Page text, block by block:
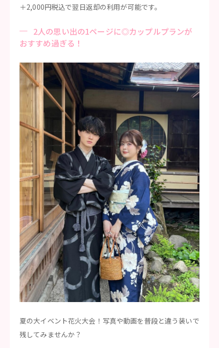
＋2,000円税込で翌日返却の利用が可能です。
2人の思い出の1ページに◎カップルプランが
おすすめ過ぎる！
夏の大イベント花火大会！写真や動画を普段と違う装いで
残してみませんか？